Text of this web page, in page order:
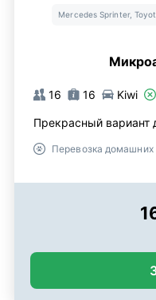
Mercedes Sprinter,
16 16 Kiwi
Прекрасный вариант
Перевозка